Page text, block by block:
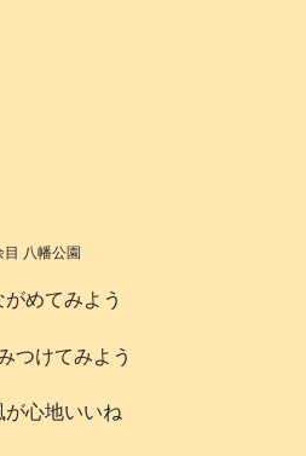
目 八幡公園
がめてみよう
つけてみよう
が心地いいね